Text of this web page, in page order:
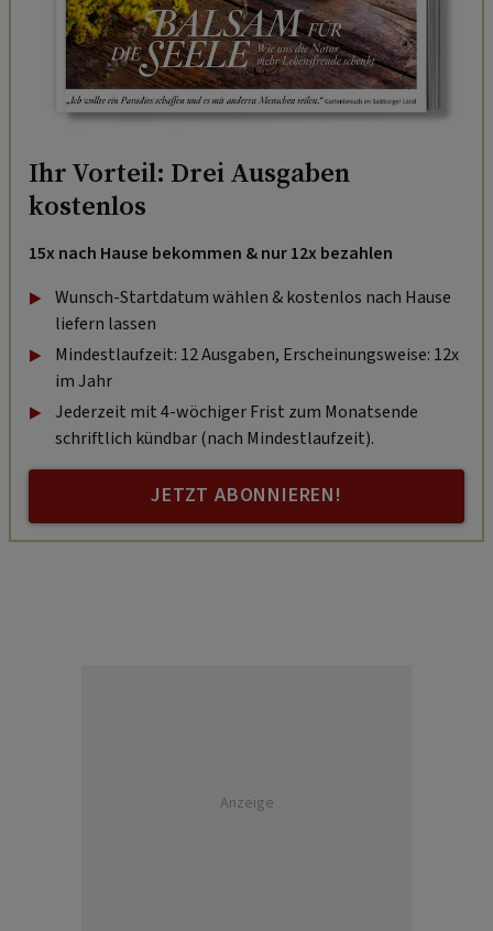
Ihr Vorteil: Drei Ausgaben
kostenlos
15x nach Hause bekommen & nur 12x bezahlen
Wunsch-Startdatum wählen & kostenlos nach Hause
liefern lassen
Mindestlaufzeit: 12 Ausgaben, Erscheinungsweise: 12x
im Jahr
Jederzeit mit 4-wöchiger Frist zum Monatsende
schriftlich kündbar (nach Mindestlaufzeit).
JETZT ABONNIEREN!
Anzeige